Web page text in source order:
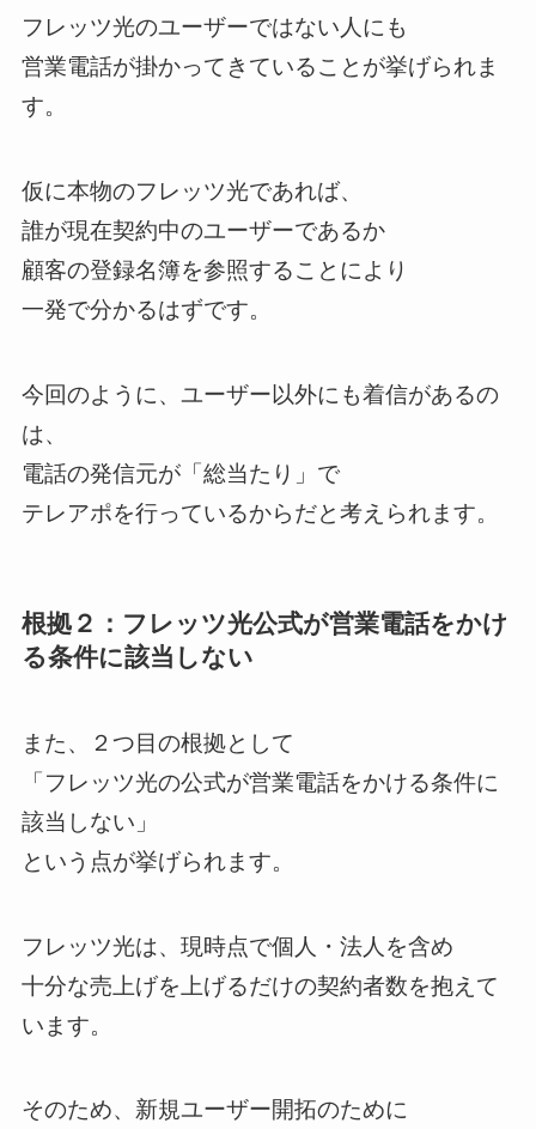
フレッツ光のユーザーではない人にも
営業電話が掛かってきていることが挙げられま
す。
仮に本物のフレッツ光であれば、
誰が現在契約中のユーザーであるか
顧客の登録名簿を参照することにより
一発で分かるはずです。
今回のように、ユーザー以外にも着信があるの
は、
電話の発信元が「総当たり」で
テレアポを行っているからだと考えられます。
根拠２：フレッツ光公式が営業電話をかけ
る条件に該当しない
また、２つ目の根拠として
「フレッツ光の公式が営業電話をかける条件に
該当しない」
という点が挙げられます。
フレッツ光は、現時点で個人・法人を含め
十分な売上げを上げるだけの契約者数を抱えて
います。
そのため、新規ユーザー開拓のために